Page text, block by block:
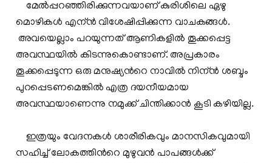
മേല്‍പ്പറഞ്ഞിരിക്കുന്നവയാണ് കുരിശിലെ ഏഴു
മൊഴികള്‍ എന്ന്‍ വിശേഷിപ്പിക്കുന്ന വാചകങ്ങള്‍.
അവയെല്ലാം പറയുന്നത് ആണികളില്‍ തൂക്കപ്പെട്ട
അവസ്ഥയില്‍ കിടന്നുകൊണ്ടാണ്. അപ്രകാരം
തൂക്കപ്പെടുന്ന ഒരു മനുഷ്യന്‍റെ നാവില്‍ നിന്ന്‍ ശബ്ദം
പുറപ്പെടണമെങ്കില്‍ എത്ര ദയനീയമായ
അവസ്ഥയാണെന്നു നമുക്ക് ചിന്തിക്കാന്‍ കൂടി കഴിയില്ല.
ഇത്രയും വേദനകള്‍ ശാരീരികവും മാനസികവുമായി
സഹിച്ച് ലോകത്തിന്‍റെ മുഴുവന്‍ പാപങ്ങള്‍ക്ക്